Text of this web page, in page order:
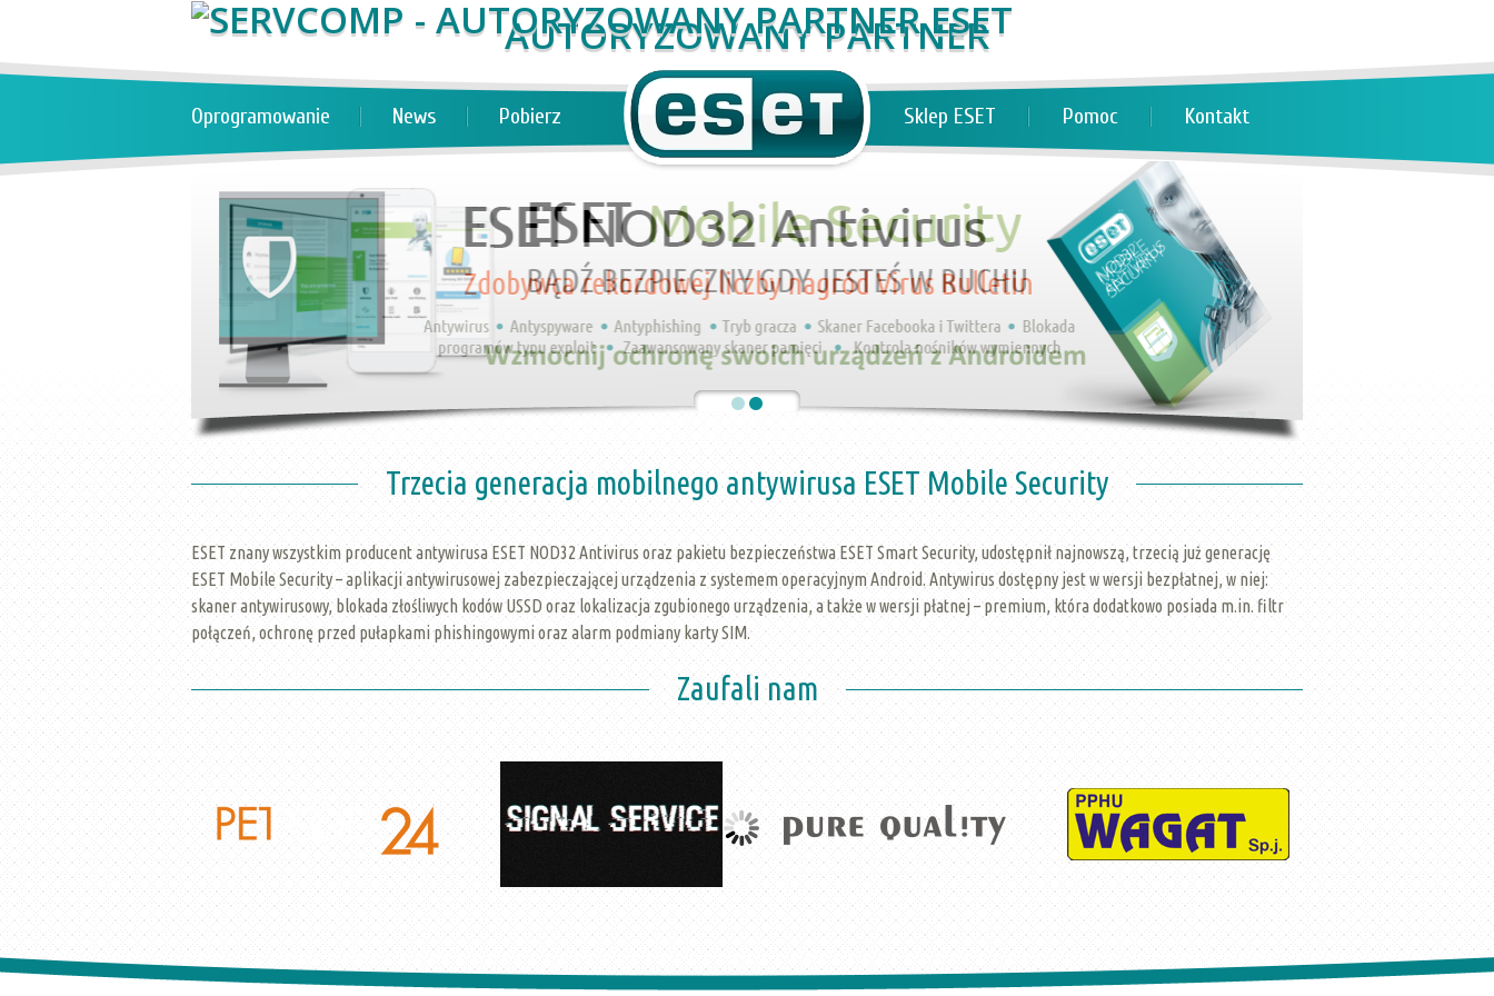
AUTORYZOWANY PARTNER
Oprogramowanie News Pobierz Sklep ESET Pomoc Kontakt
Trzecia generacja mobilnego antywirusa ESET Mobile Security
ESET znany wszystkim producent antywirusa ESET NOD32 Antivirus oraz pakietu bezpieczeństwa ESET Smart Security, udostępnił najnowszą, trzecią już generację
ESET Mobile Security – aplikacji antywirusowej zabezpieczającej urządzenia z systemem operacyjnym Android. Antywirus dostępny jest w wersji bezpłatnej, w niej:
skaner antywirusowy, blokada złośliwych kodów USSD oraz lokalizacja zgubionego urządzenia, a także w wersji płatnej – premium, która dodatkowo posiada m.in. filtr
połączeń, ochronę przed pułapkami phishingowymi oraz alarm podmiany karty SIM.
Zaufali nam